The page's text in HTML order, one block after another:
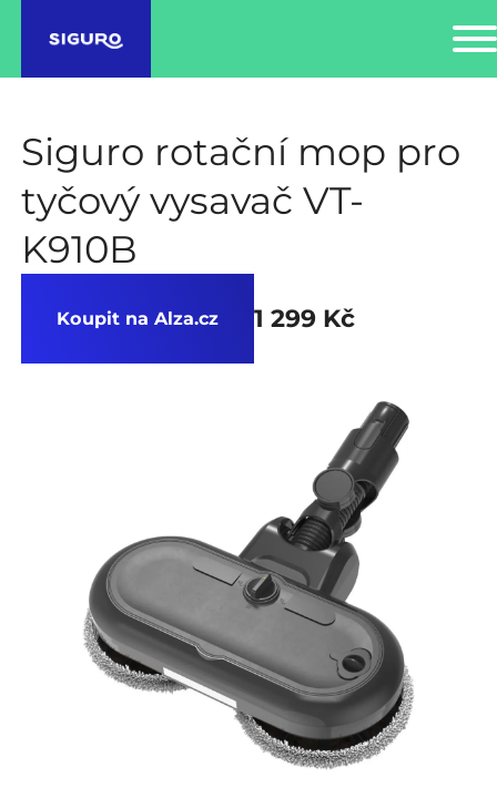
Siguro rotační mop pro
tyčový vysavač VT-
K910B
Koupit na Alza.cz 1 299 Kč